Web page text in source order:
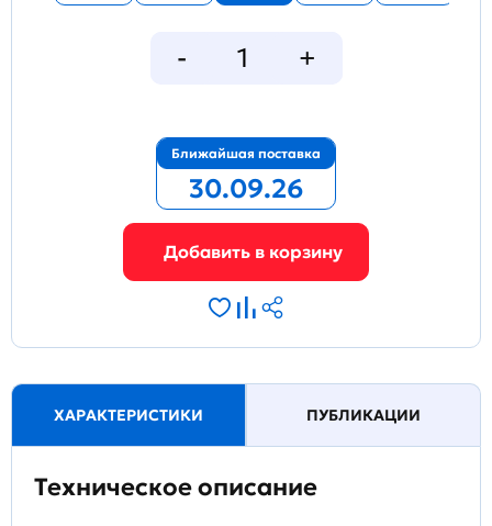
Ближайшая поставка
30.09.26
ХАРАКТЕРИСТИКИ ПУБЛИКАЦИИ
Техническое описание